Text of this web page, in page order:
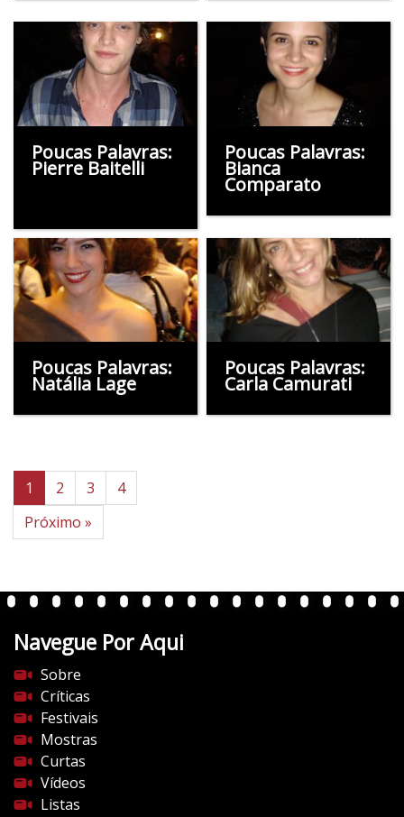
Poucas Palavras:
Pierre Baitelli
Poucas Palavras:
Bianca
Comparato
Poucas Palavras:
Natália Lage
Poucas Palavras:
Carla Camurati
1 2 3
4
Próximo »
Navegue Por Aqui
Sobre
Críticas
Festivais
Mostras
Curtas
Vídeos
Listas